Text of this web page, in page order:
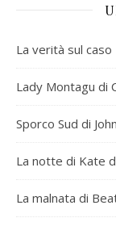
La verità sul
Lady Montagu di
Sporco Sud di
La notte di Kate
La malnata di